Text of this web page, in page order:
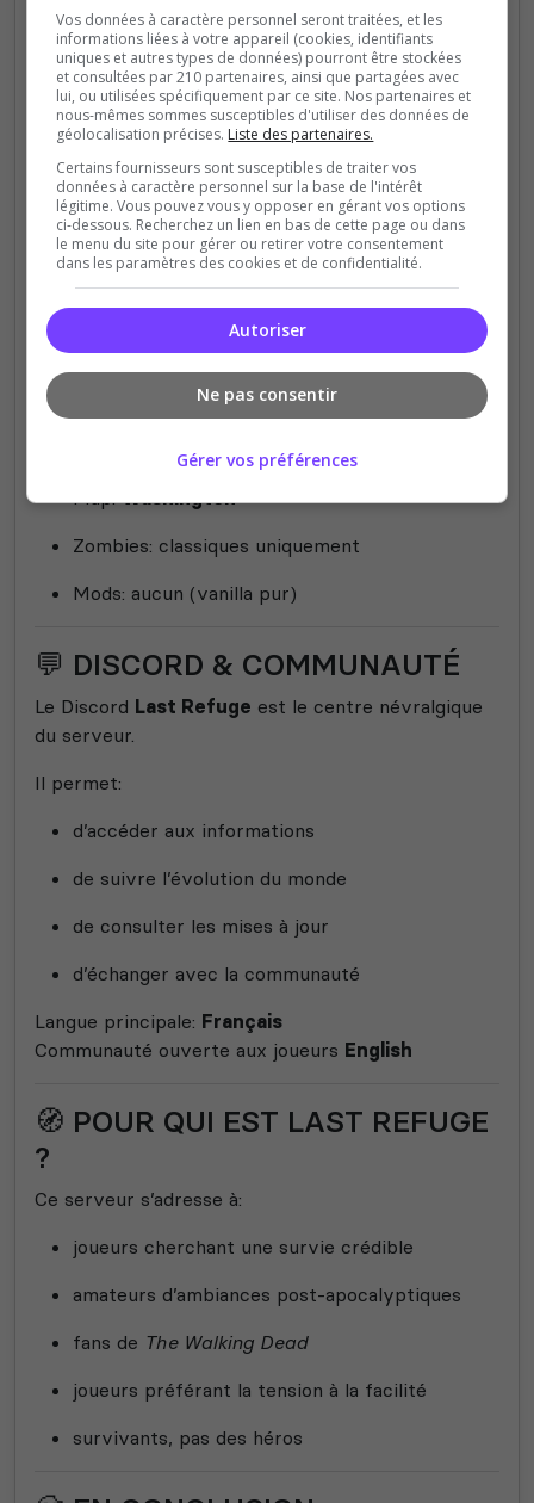
Blessures et saignements impactants
Risque permanent sans gameplay injuste
Nuit et visibilité vanilla(non modifiées)
La difficulté vient du monde, pas de mécaniques
artificielles.
🎮 CARACTÉRISTIQUES
TECHNIQUES
Jeu:Unturned
Survie vanilla équilibrée
20 joueurs
Map:Washington
Zombies: classiques uniquement
Mods: aucun (vanilla pur)
💬 DISCORD & COMMUNAUTÉ
Le Discord Last Refuge est le centre névralgique
du serveur.
Il permet:
d’accéder aux informations
de suivre l’évolution du monde
de consulter les mises à jour
d’échanger avec la communauté
Langue principale: Français
Communauté ouverte aux joueurs English
🧭 POUR QUI EST LAST REFUGE
?
Ce serveur s’adresse à:
joueurs cherchant une survie crédible
amateurs d’ambiances post-apocalyptiques
fans de The Walking Dead
joueurs préférant la tension à la facilité
survivants, pas des héros
Vos données à caractère personnel seront traitées, et les
informations liées à votre appareil (cookies, identifiants
uniques et autres types de données) pourront être stockées
et consultées par 210 partenaires, ainsi que partagées avec
lui, ou utilisées spécifiquement par ce site. Nos partenaires et
nous-mêmes sommes susceptibles d'utiliser des données de
géolocalisation précises. Liste des partenaires.
Certains fournisseurs sont susceptibles de traiter vos
données à caractère personnel sur la base de l'intérêt
légitime. Vous pouvez vous y opposer en gérant vos options
ci-dessous. Recherchez un lien en bas de cette page ou dans
le menu du site pour gérer ou retirer votre consentement
dans les paramètres des cookies et de confidentialité.
Autoriser
Ne pas consentir
Gérer vos préférences